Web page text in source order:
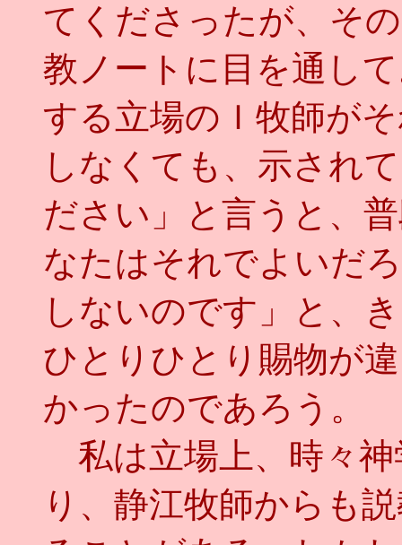
てくださったが、そ
教ノートに目を通し
する立場のＩ牧師が
しなくても、示され
ださい」と言うと、
なたはそれでよいだ
しないのです」と、
ひとりひとり賜物が
かったのであろう。
私は立場上、時々
り、静江牧師からも